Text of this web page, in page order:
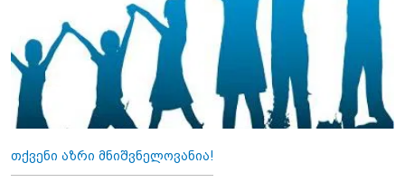
თქვენი აზრი მნიშვნელოვანია!